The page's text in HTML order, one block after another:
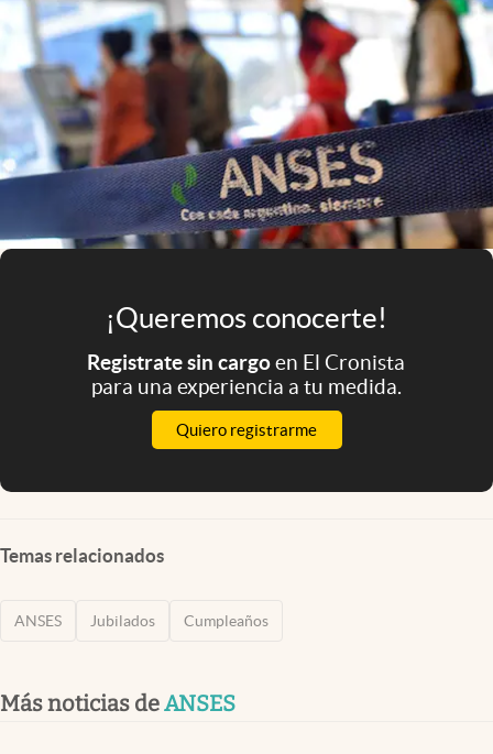
Mundial 2026
Eventos Corporativos
El Cronista Studio
abre en nueva pestaña
¡Queremos conocerte!
Registrate sin cargoen El Cronista
para una experiencia a tu medida.
Quiero registrarme
Temas relacionados
ANSES Jubilados Cumpleaños
Más noticias deANSES